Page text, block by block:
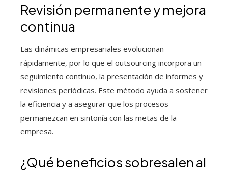
Revisión permanente y mejora
continua
Las dinámicas empresariales evolucionan
rápidamente, por lo que el outsourcing incorpora un
seguimiento continuo, la presentación de informes y
revisiones periódicas. Este método ayuda a sostener
la eficiencia y a asegurar que los procesos
permanezcan en sintonía con las metas de la
empresa.
¿Qué beneficios sobresalen al